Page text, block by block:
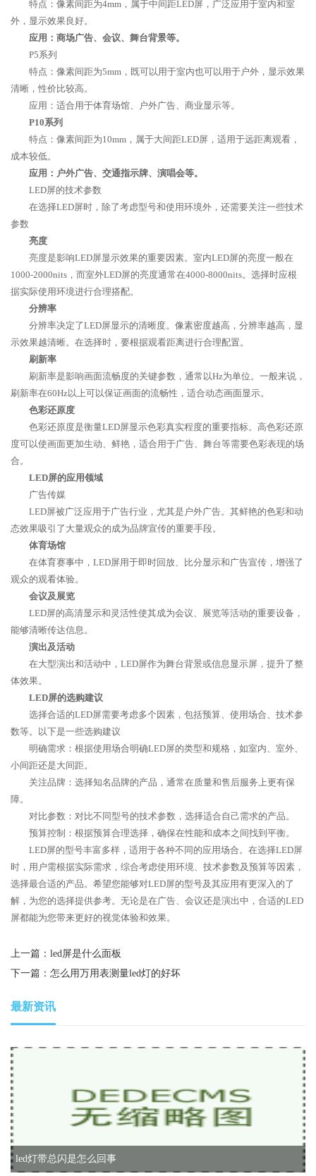
特点：像素间距为4mm，属于中间距LED屏，广泛应用于室内和室
外，显示效果良好。
应用：商场广告、会议、舞台背景等。
P5系列
特点：像素间距为5mm，既可以用于室内也可以用于户外，显示效果
清晰，性价比较高。
应用：适合用于体育场馆、户外广告、商业显示等。
P10系列
特点：像素间距为10mm，属于大间距LED屏，适用于远距离观看，
成本较低。
应用：户外广告、交通指示牌、演唱会等。
LED屏的技术参数
在选择LED屏时，除了考虑型号和使用环境外，还需要关注一些技术
参数
亮度
亮度是影响LED屏显示效果的重要因素。室内LED屏的亮度一般在
1000-2000nits，而室外LED屏的亮度通常在4000-8000nits。选择时应根
据实际使用环境进行合理搭配。
分辨率
分辨率决定了LED屏显示的清晰度。像素密度越高，分辨率越高，显
示效果越清晰。在选择时，要根据观看距离进行合理配置。
刷新率
刷新率是影响画面流畅度的关键参数，通常以Hz为单位。一般来说，
刷新率在60Hz以上可以保证画面的流畅性，适合动态画面显示。
色彩还原度
色彩还原度是衡量LED屏显示色彩真实程度的重要指标。高色彩还原
度可以使画面更加生动、鲜艳，适合用于广告、舞台等需要色彩表现的场
合。
LED屏的应用领域
广告传媒
LED屏被广泛应用于广告行业，尤其是户外广告。其鲜艳的色彩和动
态效果吸引了大量观众的成为品牌宣传的重要手段。
体育场馆
在体育赛事中，LED屏用于即时回放、比分显示和广告宣传，增强了
观众的观看体验。
会议及展览
LED屏的高清显示和灵活性使其成为会议、展览等活动的重要设备，
能够清晰传达信息。
演出及活动
在大型演出和活动中，LED屏作为舞台背景或信息显示屏，提升了整
体效果。
LED屏的选购建议
选择合适的LED屏需要考虑多个因素，包括预算、使用场合、技术参
数等。以下是一些选购建议
明确需求：根据使用场合明确LED屏的类型和规格，如室内、室外、
小间距还是大间距。
关注品牌：选择知名品牌的产品，通常在质量和售后服务上更有保
障。
对比参数：对比不同型号的技术参数，选择适合自己需求的产品。
预算控制：根据预算合理选择，确保在性能和成本之间找到平衡。
LED屏的型号丰富多样，适用于各种不同的应用场合。在选择LED屏
时，用户需根据实际需求，综合考虑使用环境、技术参数及预算等因素，
选择最合适的产品。希望您能够对LED屏的型号及其应用有更深入的了
解，为您的选择提供参考。无论是在广告、会议还是演出中，合适的LED
屏都能为您带来更好的视觉体验和效果。
上一篇： led屏是什么面板
下一篇： 怎么用万用表测量led灯的好坏
最新资讯
led灯带总闪是怎么回事